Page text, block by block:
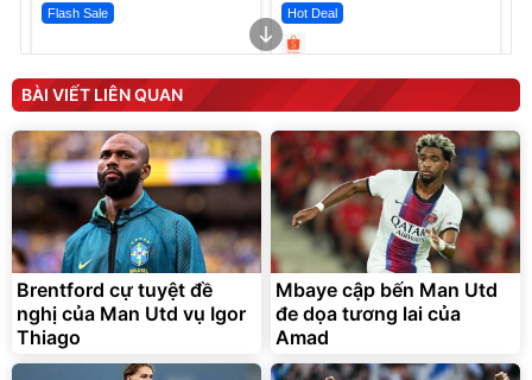
Flash Sale Hot Deal
Máy ép chậm trái cây
Elmich JEE 1855OL
3.000.000đ
2.143.650đ
Flash Sale
Máy rửa xe cầm tay xịt rửa
cao áp có tạo bọt tuyết
399.000
Đã bán nhiều
BÀI VIẾT LIÊN QUAN
Brentford cự tuyệt đề
nghị của Man Utd vụ Igor
Thiago
Mbaye cập bến Man Utd
đe dọa tương lai của
Amad